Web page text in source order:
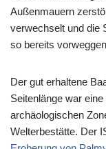
Außenmauern
verwechselt und die
so bereits
Der gut erhaltene
Seitenlänge war
archäologischen
Welterbestätte. Der